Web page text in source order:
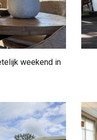
weekend in